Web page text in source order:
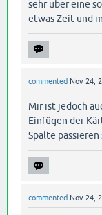
sehr über eine
etwas Zeit und
commented Nov 24,
Mir ist jedoch
Einfügen der
Spalte passieren
commented Nov 24,